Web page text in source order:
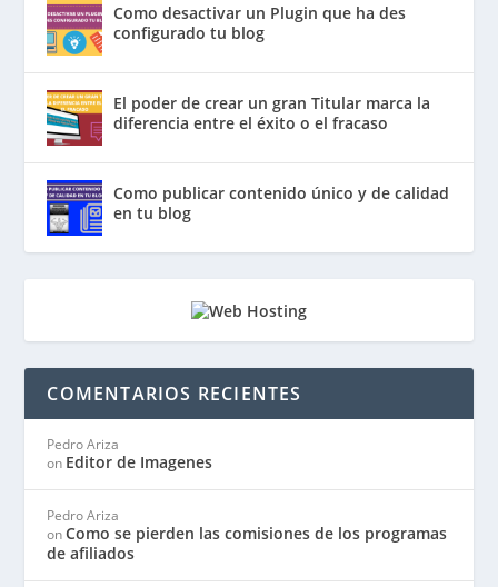
Como desactivar un Plugin que ha des
configurado tu blog
El poder de crear un gran Titular marca la
diferencia entre el éxito o el fracaso
Como publicar contenido único y de calidad
en tu blog
COMENTARIOS RECIENTES
Pedro Ariza
on Editor de Imagenes
Pedro Ariza
onComo se pierden las comisiones de los programas
de afiliados